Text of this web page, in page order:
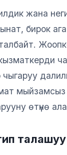
жана
бирок
чыгаруу
мыйзамсыз
өтүнө